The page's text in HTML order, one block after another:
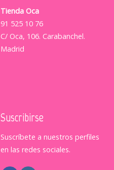
Tienda Oca
91 525 10 76
C/ Oca, 106. Carabanchel.
Madrid
Suscribirse
Suscríbete a nuestros perfiles
en las redes sociales.